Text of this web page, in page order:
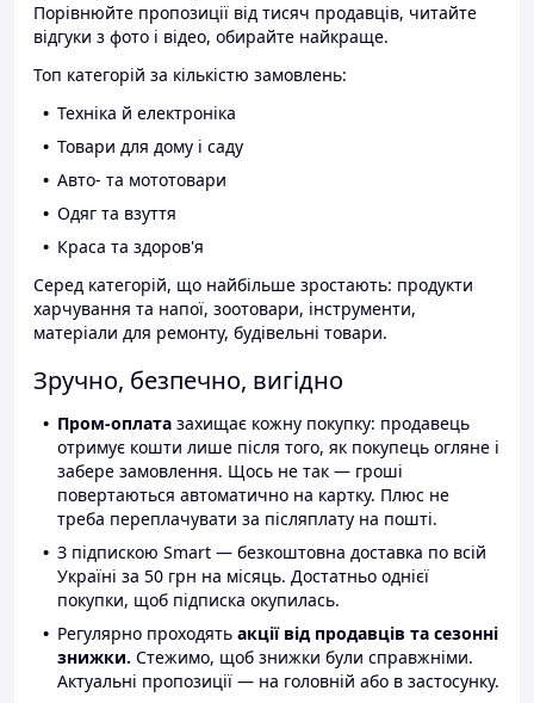
Порівнюйте пропозиції від тисяч продавців, читайте
відгуки з фото і відео, обирайте найкраще.
Топ категорій за кількістю замовлень:
Техніка й електроніка
Товари для дому і саду
Авто- та мототовари
Одяг та взуття
Краса та здоров'я
Серед категорій, що найбільше зростають: продукти
харчування та напої, зоотовари, інструменти,
матеріали для ремонту, будівельні товари.
Зручно, безпечно, вигідно
Пром-оплата захищає кожну покупку: продавець
отримує кошти лише після того, як покупець огляне і
забере замовлення. Щось не так — гроші
повертаються автоматично на картку. Плюс не
треба переплачувати за післяплату на пошті.
З підпискою Smart — безкоштовна доставка по всій
Україні за 50 грн на місяць. Достатньо однієї
покупки, щоб підписка окупилась.
Регулярно проходять акції від продавців та сезонні
знижки. Стежимо, щоб знижки були справжніми.
Актуальні пропозиції — на головній або в застосунку.